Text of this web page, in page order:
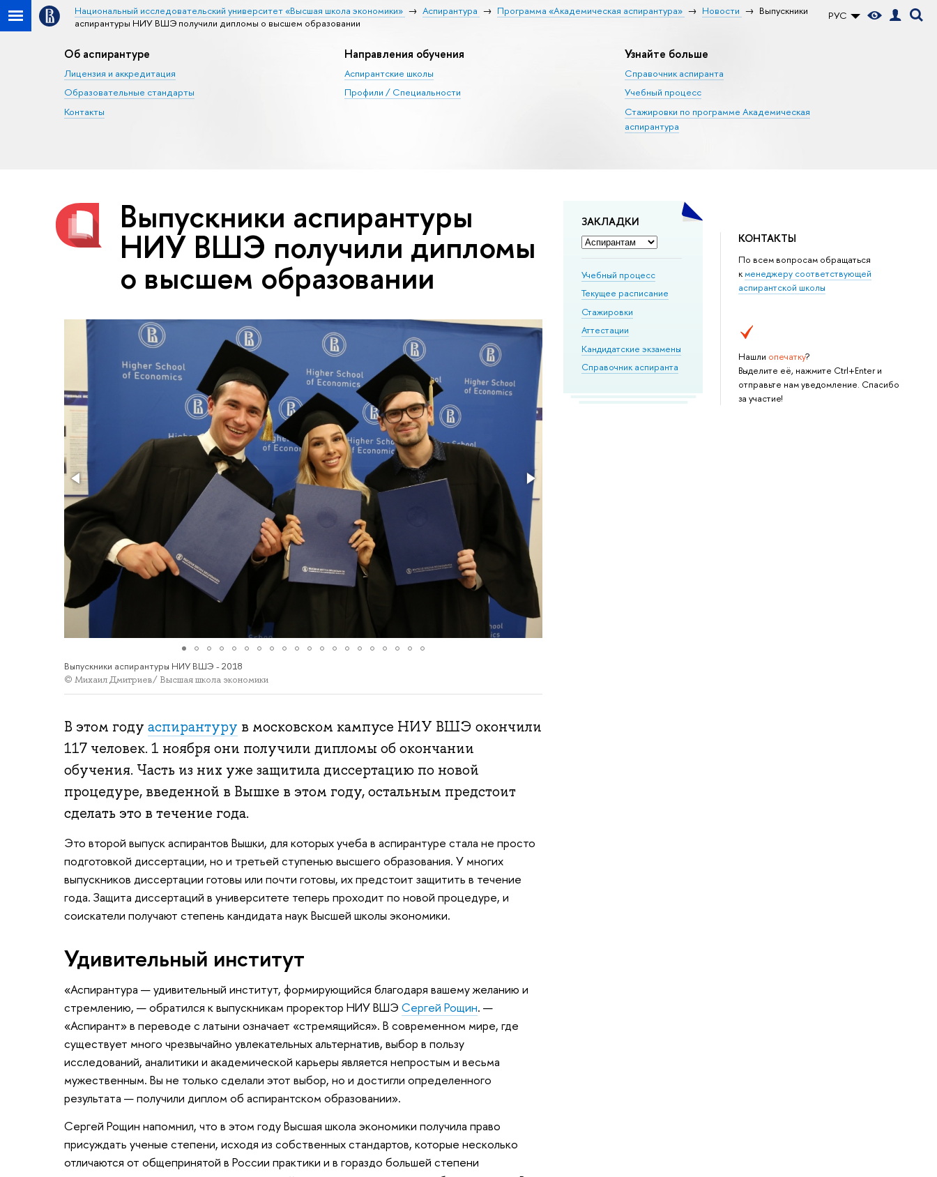
РУС
Национальный исследовательский университет «Высшая школа экономики» Аспирантура Программа «Академическая аспирантура» Новости
Выпускники
аспирантуры НИУ ВШЭ получили дипломы о высшем образовании
Об аспирантуре
Лицензия и аккредитация
Образовательные стандарты
Контакты
Направления обучения
Аспирантские школы
Профили / Специальности
Узнайте больше
Справочник аспиранта
Учебный процесс
Стажировки по программе Академическая
аспирантура
ЗАКЛАДКИ
Учебный процесс
Текущее расписание
Стажировки
Аттестации
Кандидатские экзамены
Справочник аспиранта
КОНТАКТЫ
По всем вопросам обращаться
к менеджеру соответствующей
аспирантской школы
Нашли опечатку?
Выделите её, нажмите Ctrl+Enter и
отправьте нам уведомление. Спасибо
за участие!
Выпускники аспирантуры
НИУ ВШЭ получили дипломы
о высшем образовании
Выпускники аспирантуры НИУ ВШЭ - 2018
© Михаил Дмитриев/ Высшая школа экономики
В этом году аспирантуру в московском кампусе НИУ ВШЭ окончили
117 человек. 1 ноября они получили дипломы об окончании
обучения. Часть из них уже защитила диссертацию по новой
процедуре, введенной в Вышке в этом году, остальным предстоит
сделать это в течение года.
Это второй выпуск аспирантов Вышки, для которых учеба в аспирантуре стала не просто
подготовкой диссертации, но и третьей ступенью высшего образования. У многих
выпускников диссертации готовы или почти готовы, их предстоит защитить в течение
года. Защита диссертаций в университете теперь проходит по новой процедуре, и
соискатели получают степень кандидата наук Высшей школы экономики.
Удивительный институт
«Аспирантура — удивительный институт, формирующийся благодаря вашему желанию и
стремлению, — обратился к выпускникам проректор НИУ ВШЭ Сергей Рощин. —
«Аспирант» в переводе с латыни означает «стремящийся». В современном мире, где
существует много чрезвычайно увлекательных альтернатив, выбор в пользу
исследований, аналитики и академической карьеры является непростым и весьма
мужественным. Вы не только сделали этот выбор, но и достигли определенного
результата — получили диплом об аспирантском образовании».
Сергей Рощин напомнил, что в этом году Высшая школа экономики получила право
присуждать ученые степени, исходя из собственных стандартов, которые несколько
отличаются от общепринятой в России практики и в гораздо большей степени